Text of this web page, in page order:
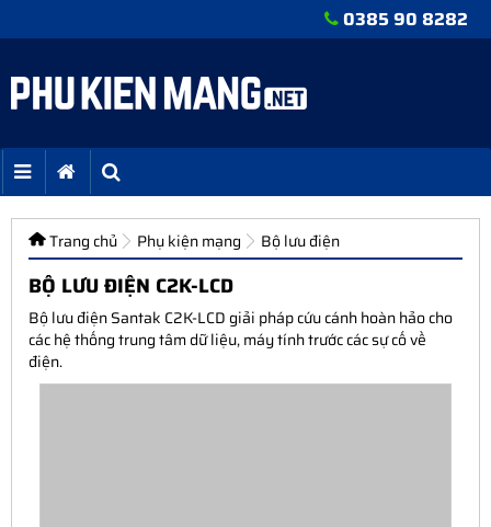
0385 90 8282
Trang chủ Phụ kiện mạng Bộ lưu điện
BỘ LƯU ĐIỆN C2K-LCD
Bộ lưu điện Santak C2K-LCD giải pháp cứu cánh hoàn hảo cho
các hệ thống trung tâm dữ liệu, máy tính trước các sự cố về
điện.